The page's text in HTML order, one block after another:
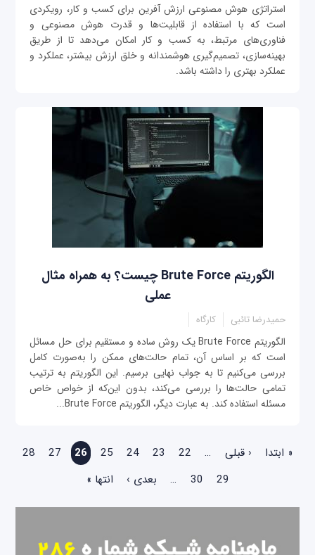
استراتژی هوش مصنوعی ارزش آفرین برای کسب و کار، رویکردی
است که با استفاده از قابلیت‌ها و قدرت هوش مصنوعی و
فناوری‌های مرتبط، به کسب و کار امکان می‌دهد تا از طریق
بهینه‌سازی، تصمیم‌گیری هوشمندانه و خلق ارزش بیشتر، عملکرد و
عملکرد بهتری را داشته باشد.
الگوریتم Brute Force چیست؟ به همراه مثال
عملی
حمیدرضا تائبی کارگاه
الگوریتم Brute Force یک روش ساده و مستقیم برای حل مسائل
است که بر اساس آن، تمام حالت‌های ممکن را به‌صورت کامل
بررسی می‌کنیم تا به جواب نهایی برسیم. این الگوریتم به ترتیب
تمامی حالت‌ها را بررسی می‌کند، بدون این‌که از خواص خاص
مسئله استفاده کند. به عبارت دیگر، الگوریتم Brute Force...
صفحه‌ها
« ابتدا ‹ قبلی …
22
23
24
25
26
27
28
29
30
… بعدی › انتها »